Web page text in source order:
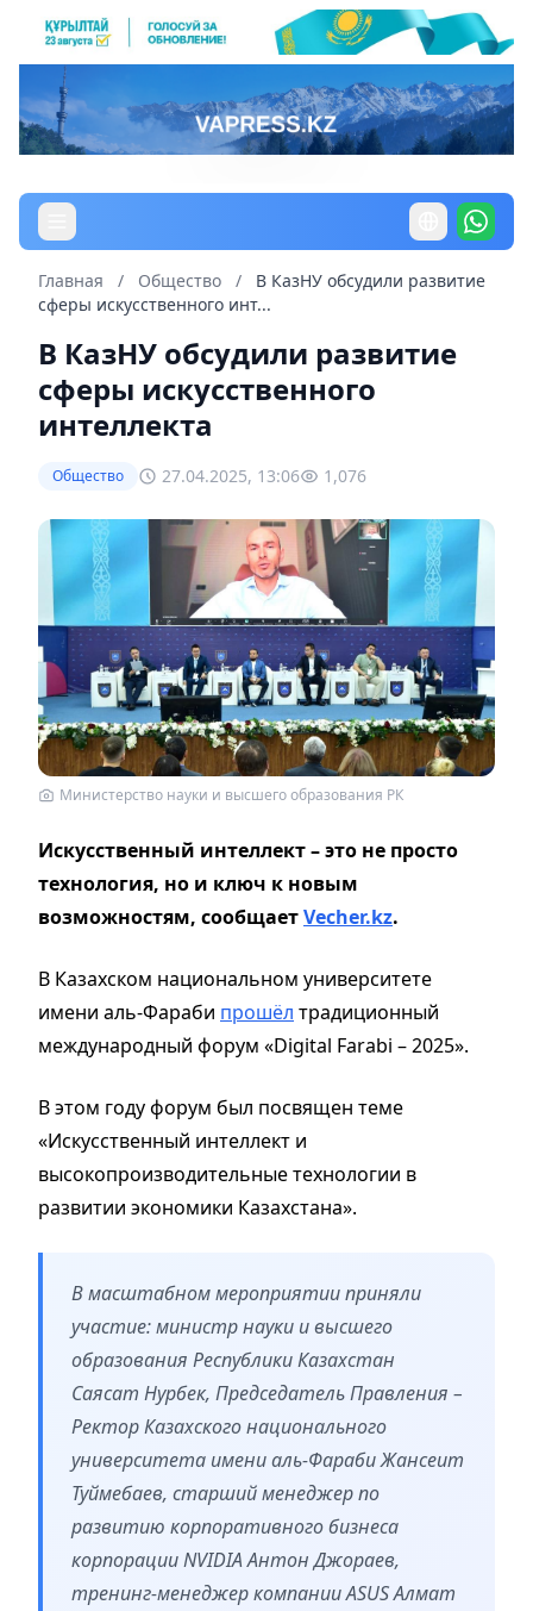
Главная / Общество /
В КазНУ обсудили развитие
сферы искусственного инт...
В КазНУ обсудили развитие
сферы искусственного
интеллекта
Общество 27.04.2025, 13:06 1,076
Министерство науки и высшего образования РК
Искусственный интеллект – это не просто
технология, но и ключ к новым
возможностям, сообщаетVecher.kz.
В Казахском национальном университете
имени аль-Фараби прошёл традиционный
международный форум «Digital Farabi – 2025».
В этом году форум был посвящен теме
«Искусственный интеллект и
высокопроизводительные технологии в
развитии экономики Казахстана».
В масштабном мероприятии приняли
участие: министр науки и высшего
образования Республики Казахстан
Саясат Нурбек, Председатель Правления –
Ректор Казахского национального
университета имени аль-Фараби Жансеит
Туймебаев, старший менеджер по
развитию корпоративного бизнеса
корпорации NVIDIA Антон Джораев,
тренинг-менеджер компании ASUS Алмат